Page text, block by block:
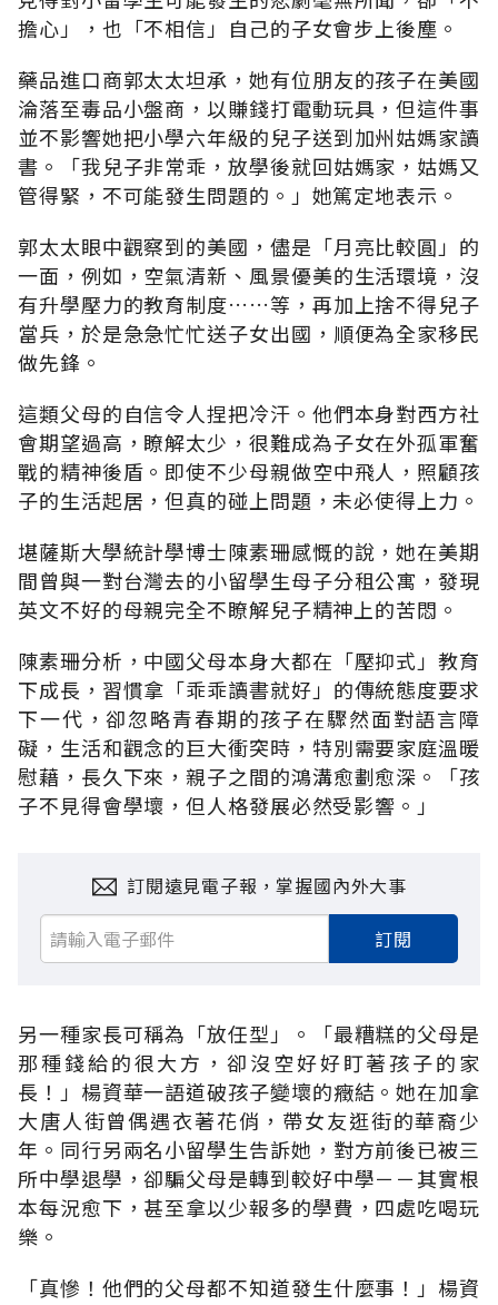
擔心」，也「不相信」自己的子女會步上後塵。
藥品進口商郭太太坦承，她有位朋友的孩子在美國
淪落至毒品小盤商，以賺錢打電動玩具，但這件事
並不影響她把小學六年級的兒子送到加州姑媽家讀
書。「我兒子非常乖，放學後就回姑媽家，姑媽又
管得緊，不可能發生問題的。」她篤定地表示。
郭太太眼中觀察到的美國，儘是「月亮比較圓」的
一面，例如，空氣清新、風景優美的生活環境，沒
有升學壓力的教育制度……等，再加上捨不得兒子
當兵，於是急急忙忙送子女出國，順便為全家移民
做先鋒。
這類父母的自信令人捏把冷汗。他們本身對西方社
會期望過高，瞭解太少，很難成為子女在外孤軍奮
戰的精神後盾。即使不少母親做空中飛人，照顧孩
子的生活起居，但真的碰上問題，未必使得上力。
堪薩斯大學統計學博士陳素珊感慨的說，她在美期
間曾與一對台灣去的小留學生母子分租公寓，發現
英文不好的母親完全不瞭解兒子精神上的苦悶。
陳素珊分析，中國父母本身大都在「壓抑式」教育
下成長，習慣拿「乖乖讀書就好」的傳統態度要求
下一代，卻忽略青春期的孩子在驟然面對語言障
礙，生活和觀念的巨大衝突時，特別需要家庭溫暖
慰藉，長久下來，親子之間的鴻溝愈劃愈深。「孩
子不見得會學壞，但人格發展必然受影響。」
訂閱遠見電子報，掌握國內外大事
訂閱
另一種家長可稱為「放任型」。「最糟糕的父母是
那種錢給的很大方，卻沒空好好盯著孩子的家
長！」楊資華一語道破孩子變壞的癥結。她在加拿
大唐人街曾偶遇衣著花俏，帶女友逛街的華裔少
年。同行另兩名小留學生告訴她，對方前後已被三
所中學退學，卻騙父母是轉到較好中學－－其實根
本每況愈下，甚至拿以少報多的學費，四處吃喝玩
樂。
「真慘！他們的父母都不知道發生什麼事！」楊資